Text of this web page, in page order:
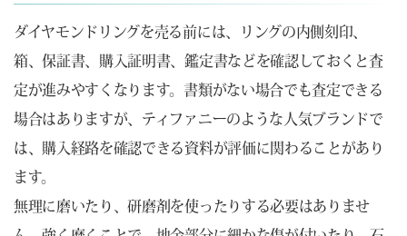
ダイヤモンドリングを売る前には、リングの内側刻印、
箱、保証書、購入証明書、鑑定書などを確認しておくと査
定が進みやすくなります。書類がない場合でも査定できる
場合はありますが、ティファニーのような人気ブランドで
は、購入経路を確認できる資料が評価に関わることがあり
ます。
無理に磨いたり、研磨剤を使ったりする必要はありませ